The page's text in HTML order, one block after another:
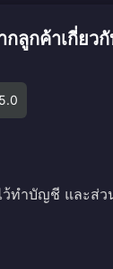
ลูกค้าเกี่ยว
5.0
ว้ทำบัญชี และส่